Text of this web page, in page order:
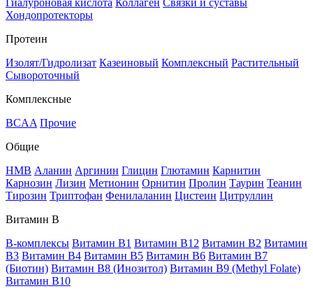
Гиалуроновая кислота Коллаген Связки и суставы
Хондопротекторы
Протеин
Изолят/Гидролизат Казеиновый Комплексный Растительный
Сывороточный
Комплексные
BCAA Прочие
Общие
HMB Аланин Аргинин Глицин Глютамин Карнитин
Карнозин Лизин Метионин Орнитин Пролин Таурин Теанин
Тирозин Триптофан Фенилаланин Цистеин Цитруллин
Витамин В
B-комплексы Витамин B1 Витамин B12 Витамин B2 Витамин
B3 Витамин B4 Витамин B5 Витамин B6 Витамин B7
(Биотин) Витамин B8 (Инозитол) Витамин B9 (Methyl Folate)
Витамин В10